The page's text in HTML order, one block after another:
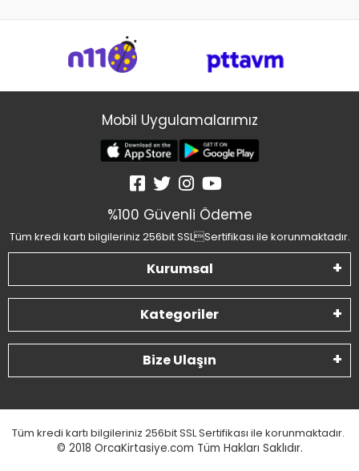
Mobil Uygulamalarımız
%100 Güvenli Ödeme
Tüm kredi kartı bilgileriniz 256bit SSLSertifikası ile korunmaktadır.
Kurumsal
Kategoriler
Bize Ulaşın
Tüm kredi kartı bilgileriniz 256bit SSL Sertifikası ile korunmaktadır.
© 2018 OrcaKirtasiye.com Tüm Hakları Saklıdır.